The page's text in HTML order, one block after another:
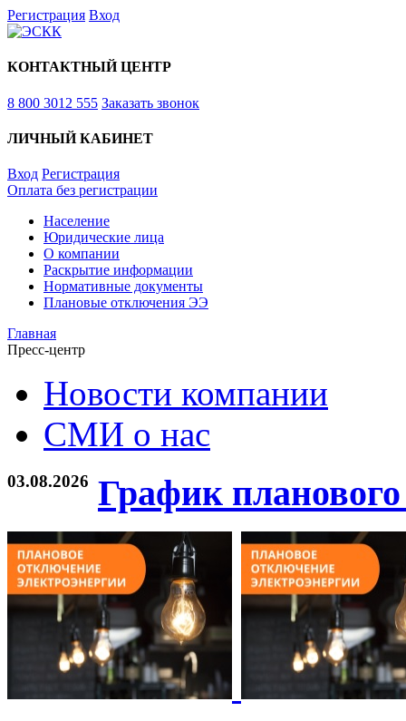
Регистрация Вход
КОНТАКТНЫЙ ЦЕНТР
8 800 3012 555 Заказать звонок
ЛИЧНЫЙ КАБИНЕТ
Вход Регистрация
Оплата без регистрации
Население
Юридические лица
О компании
Раскрытие информации
Нормативные документы
Плановые отключения ЭЭ
Главная
Пресс-центр
Новости компании
СМИ о нас
03.08.2026 График